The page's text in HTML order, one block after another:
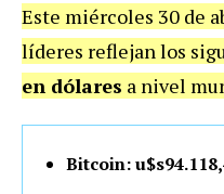
Este miércoles 30 de
líderes reflejan los
en dólares a nivel
Bitcoin: